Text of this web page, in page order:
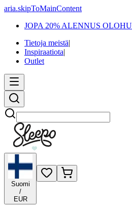
aria.skipToMainContent
JOPA 20% ALENNUS
Tietoja meistä|
Inspiraatiota|
Outlet
Etsi
Suomi
/
EUR